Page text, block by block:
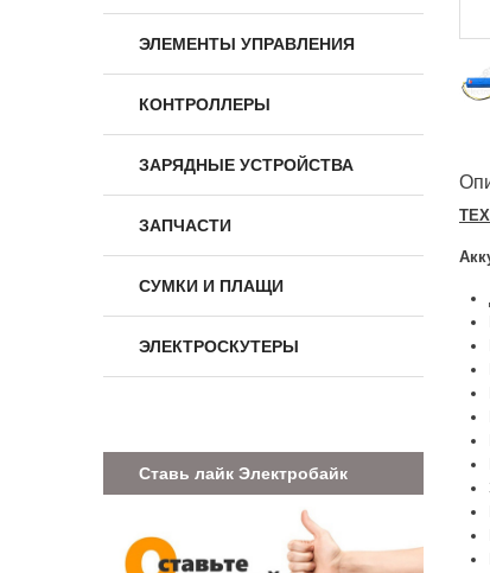
ЭЛЕМЕНТЫ УПРАВЛЕНИЯ
КОНТРОЛЛЕРЫ
ЗАРЯДНЫЕ УСТРОЙСТВА
ЗАПЧАСТИ
СУМКИ И ПЛАЩИ
ЭЛЕКТРОСКУТЕРЫ
Ставь лайк Электробайк